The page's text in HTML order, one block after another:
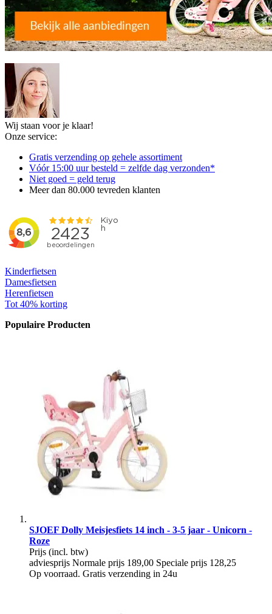
Wij staan voor je klaar!
Onze service:
Gratis verzending op gehele assortiment
Vóór 15:00 uur besteld = zelfde dag verzonden*
Niet goed = geld terug
Meer dan 80.000 tevreden klanten
Kinderfietsen
Damesfietsen
Herenfietsen
Tot 40% korting
Populaire Producten
SJOEF Dolly Meisjesfiets 14 inch - 3-5 jaar - Unicorn -
Roze
Prijs (incl. btw)
adviesprijs Normale prijs 189,00 Speciale prijs 128,25
Op voorraad. Gratis verzending in 24u